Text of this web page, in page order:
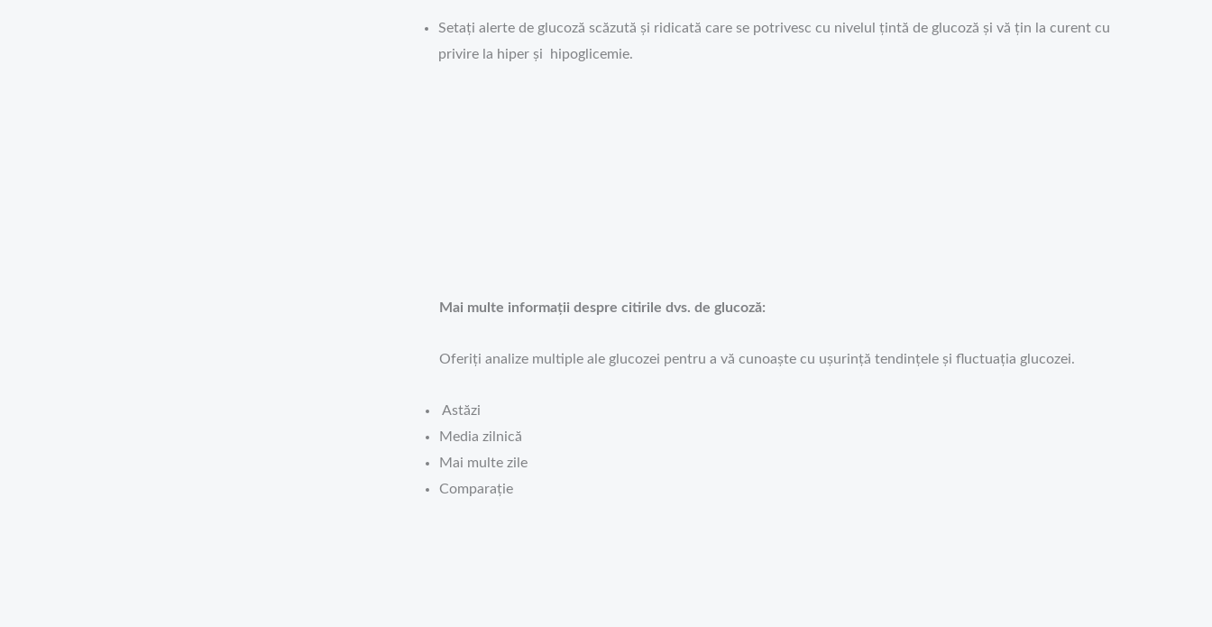
Setați alerte de glucoză scăzută și ridicată care se potrivesc cu nivelul țintă de glucoză și vă țin la curent cu
privire la hiper și hipoglicemie.
Mai multe informații despre citirile dvs. de glucoză:
Oferiți analize multiple ale glucozei pentru a vă cunoaște cu ușurință tendințele și fluctuația glucozei.
Astăzi
Media zilnică
Mai multe zile
Comparație